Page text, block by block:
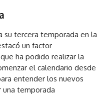
su tercera temporada en la
un factor
ha podido realizar la
el calendario desde
entender los nuevos
una temporada